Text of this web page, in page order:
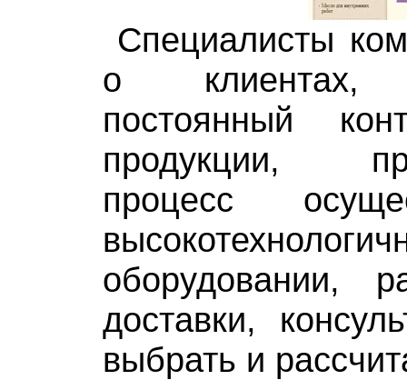
Специалисты
о клиентах,
постоянный
продукции,
процесс
оборудовании,
доставки,
выбрать и